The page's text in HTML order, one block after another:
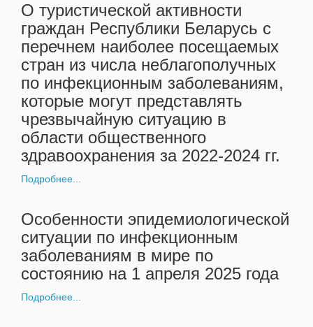
О туристической активности
граждан Республики Беларусь с
перечнем наиболее посещаемых
стран из числа неблагополучных
по инфекционным заболеваниям,
которые могут представлять
чрезвычайную ситуацию в
области общественного
здравоохранения за 2022-2024 гг.
Подробнее...
Особенности эпидемиологической
ситуации по инфекционным
заболеваниям в мире по
состоянию на 1 апреля 2025 года
Подробнее...